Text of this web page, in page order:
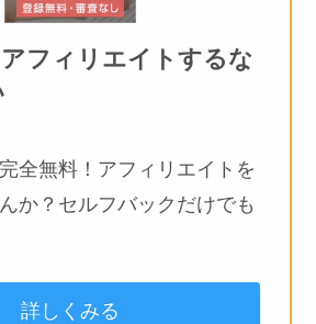
アフィリエイトするな
全無料！アフィリエイトを
か？セルフバックだけでも
詳しくみる